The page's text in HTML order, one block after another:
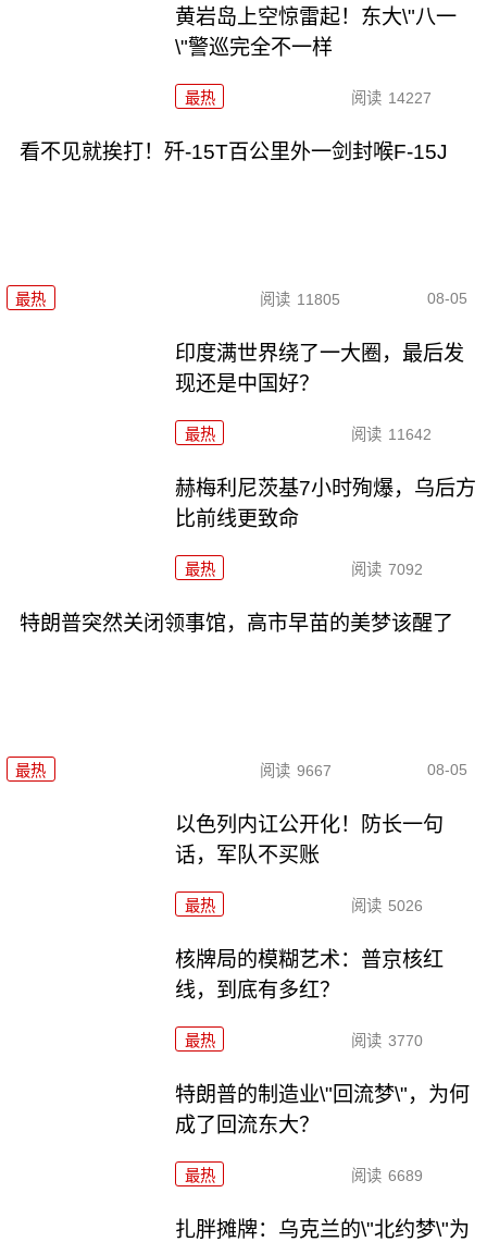
黄岩岛上空惊雷起！东大\"八一
\"警巡完全不一样
最热 阅读 14227
看不见就挨打！歼-15T百公里外一剑封喉F-15J
最热 阅读 11805 08-05
印度满世界绕了一大圈，最后发
现还是中国好？
最热 阅读 11642
赫梅利尼茨基7小时殉爆，乌后方
比前线更致命
最热 阅读 7092
特朗普突然关闭领事馆，高市早苗的美梦该醒了
最热 阅读 9667 08-05
以色列内讧公开化！防长一句
话，军队不买账
最热 阅读 5026
核牌局的模糊艺术：普京核红
线，到底有多红？
最热 阅读 3770
特朗普的制造业\"回流梦\"，为何
成了回流东大？
最热 阅读 6689
扎胖摊牌：乌克兰的\"北约梦\"为